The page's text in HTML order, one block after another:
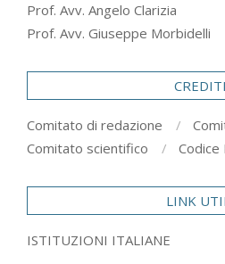
Prof. Avv. Angelo Clarizia
Prof. Avv. Giuseppe Morbidelli
CREDITI
Comitato di redazione
Comitato scientifico
Codice
LINK
ISTITUZIONI ITALIANE